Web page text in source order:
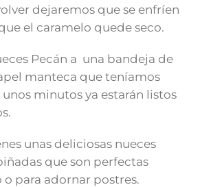
dejaremos que se enfríen
el caramelo quede seco.
Pecán a una bandeja de
manteca que teníamos
minutos ya estarán listos
unas deliciosas nueces
que son perfectas
para adornar postres.